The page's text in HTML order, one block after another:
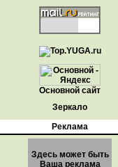
Основной сайт
Зеркало
Реклама
Здесь может быть
Ваша реклама